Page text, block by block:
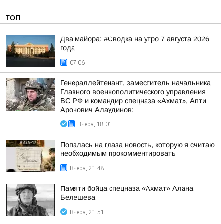
ТОП
Два майора: #Сводка на утро 7 августа 2026
года
07:06
Генераллейтенант, заместитель начальника
Главного военнополитического управления
ВС РФ и командир спецназа «Ахмат», Апти
Аронович Алаудинов:
Вчера, 18:01
Попалась на глаза новость, которую я считаю
необходимым прокомментировать
Вчера, 21:48
Памяти бойца спецназа «Ахмат» Алана
Белешева
Вчера, 21:51